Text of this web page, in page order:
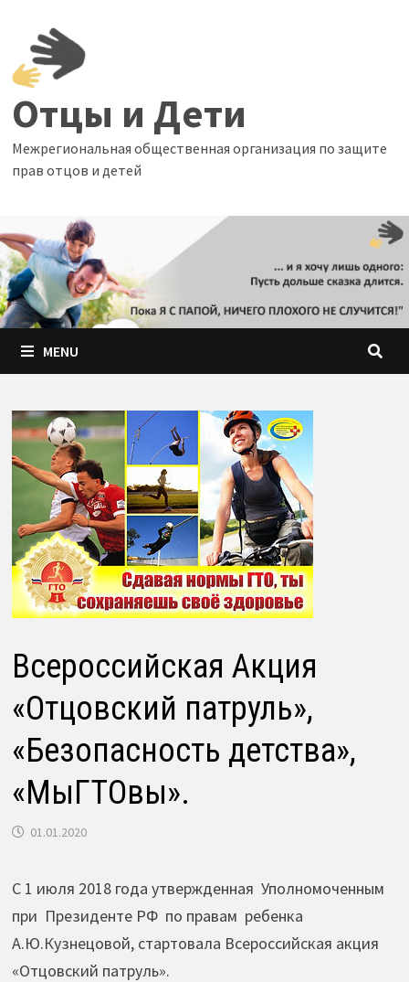
content
Отцы и Дети
Межрегиональная общественная организация по защите
прав отцов и детей
MENU
Всероссийская Акция
«Отцовский патруль»,
«Безопасность детства»,
«МыГТОвы».
01.01.2020
С 1 июля 2018 года утвержденная Уполномоченным
при Президенте РФ по правам ребенка
А.Ю.Кузнецовой, стартовала Всероссийская акция
«Отцовский патруль».